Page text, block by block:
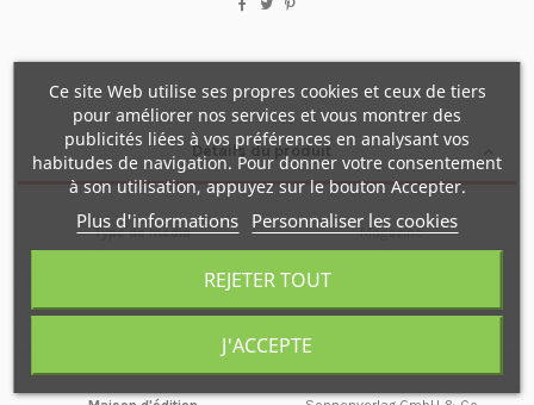
Détails du produit
Type de média Magazine
Périodicité Trimestriel
Ce site Web utilise ses propres cookies et ceux de tiers
pour améliorer nos services et vous montrer des
publicités liées à vos préférences en analysant vos
habitudes de navigation. Pour donner votre consentement
à son utilisation, appuyez sur le bouton Accepter.
Plus d'informations Personnaliser les cookies
REJETER TOUT
J'ACCEPTE